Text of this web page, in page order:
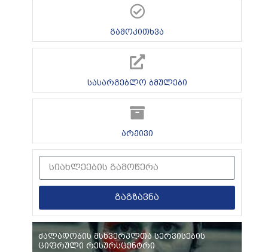
გამოკითხვა
სასარგებლო ბმულები
არქივი
გაგზავნა
ძალადობის მსხვერპლთა სერვისების
ციფრული რესურსცენტრი